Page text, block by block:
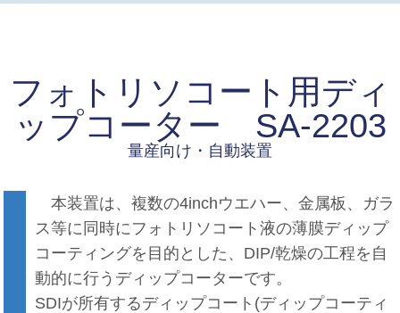
フォトリソコート用ディ
ップコーター SA-2203
量産向け・自動装置
本装置は、複数の4inchウエハー、金属板、ガラ
ス等に同時にフォトリソコート液の薄膜ディップ
コーティングを目的とした、DIP/乾燥の工程を自
動的に行うディップコーターです。
SDIが所有するディップコート(ディップコーティ